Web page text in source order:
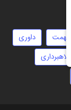
تهمت
داوری
کلاهبرداری